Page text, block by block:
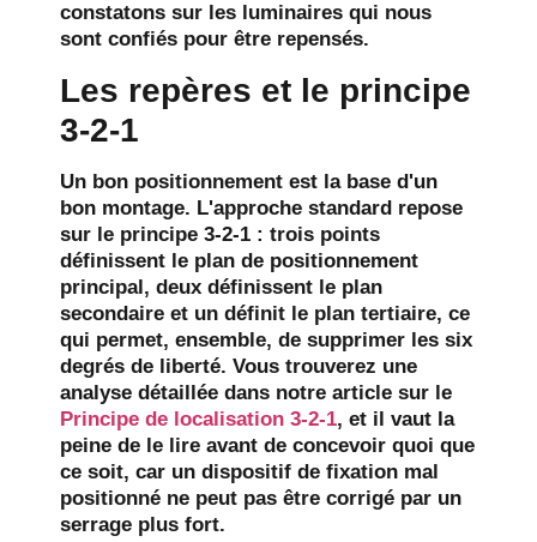
constatons sur les luminaires qui nous
sont confiés pour être repensés.
Les repères et le principe
3-2-1
Un bon positionnement est la base d'un
bon montage. L'approche standard repose
sur le principe 3-2-1 : trois points
définissent le plan de positionnement
principal, deux définissent le plan
secondaire et un définit le plan tertiaire, ce
qui permet, ensemble, de supprimer les six
degrés de liberté. Vous trouverez une
analyse détaillée dans notre article sur le
Principe de localisation 3-2-1, et il vaut la
peine de le lire avant de concevoir quoi que
ce soit, car un dispositif de fixation mal
positionné ne peut pas être corrigé par un
serrage plus fort.